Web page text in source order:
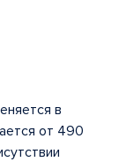
в
от 490